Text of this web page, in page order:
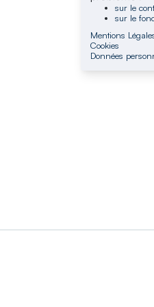
sur le
sur le
Mentions
Cookies
Données